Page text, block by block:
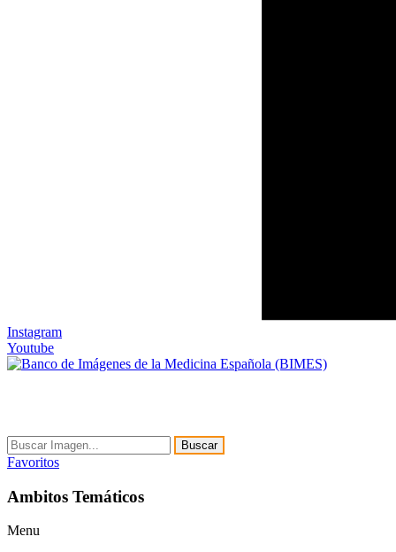
Instagram
Youtube
Buscar
Favoritos
Ambitos Temáticos
Menu